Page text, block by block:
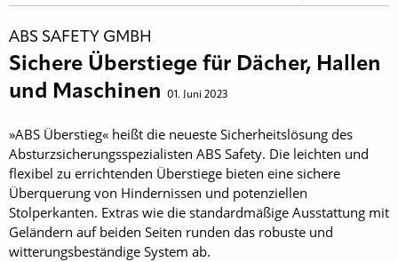
ABS SAFETY GMBH
Sichere Überstiege für Dächer, Hallen
und Maschinen
01. Juni 2023
»ABS Überstieg« heißt die neueste Sicherheitslösung des
Absturzsicherungsspezialisten ABS Safety. Die leichten und
flexibel zu errichtenden Überstiege bieten eine sichere
Überquerung von Hindernissen und potenziellen
Stolperkanten. Extras wie die standardmäßige Ausstattung mit
Geländern auf beiden Seiten runden das robuste und
witterungsbeständige System ab.